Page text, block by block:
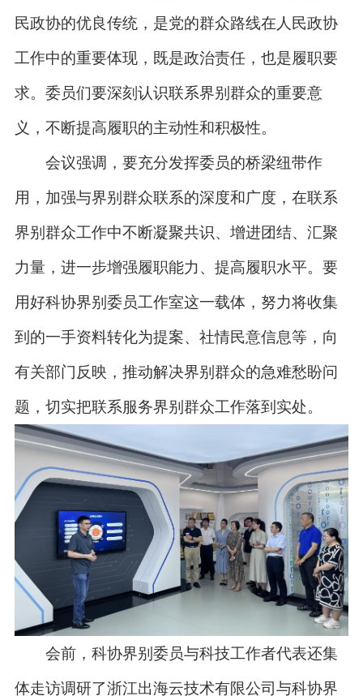
民政协的优良传统，是党的群众路线在人民政协
工作中的重要体现，既是政治责任，也是履职要
求。委员们要深刻认识联系界别群众的重要意
义，不断提高履职的主动性和积极性。
会议强调，要充分发挥委员的桥梁纽带作
用，加强与界别群众联系的深度和广度，在联系
界别群众工作中不断凝聚共识、增进团结、汇聚
力量，进一步增强履职能力、提高履职水平。要
用好科协界别委员工作室这一载体，努力将收集
到的一手资料转化为提案、社情民意信息等，向
有关部门反映，推动解决界别群众的急难愁盼问
题，切实把联系服务界别群众工作落到实处。
会前，科协界别委员与科技工作者代表还集
体走访调研了浙江出海云技术有限公司与科协界